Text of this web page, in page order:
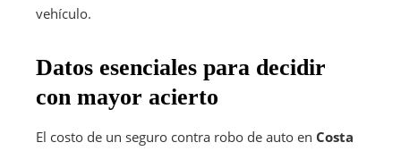
vehículo.
Datos esenciales para decidir
con mayor acierto
El costo de un seguro contra robo de auto en Costa